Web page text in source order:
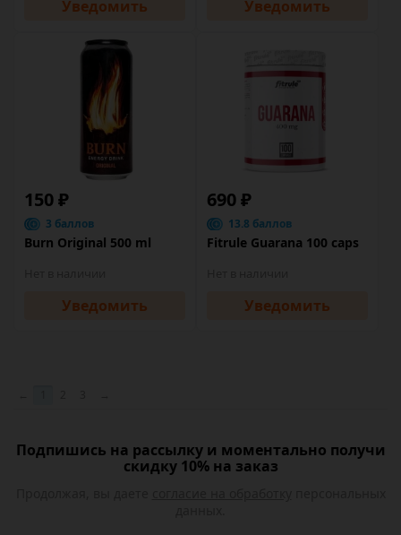
Уведомить Уведомить
150 ₽
3 баллов
Burn Original 500 ml
Уведомить
690 ₽
13.8 баллов
Fitrule Guarana 100 caps
Уведомить
Подпишись на рассылку и моментально получи
скидку 10% на заказ